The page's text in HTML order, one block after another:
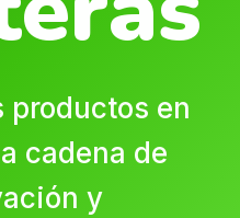
productos en
cadena de
y